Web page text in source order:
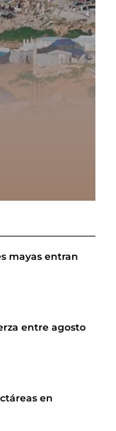
mayas entran
entre agosto
en